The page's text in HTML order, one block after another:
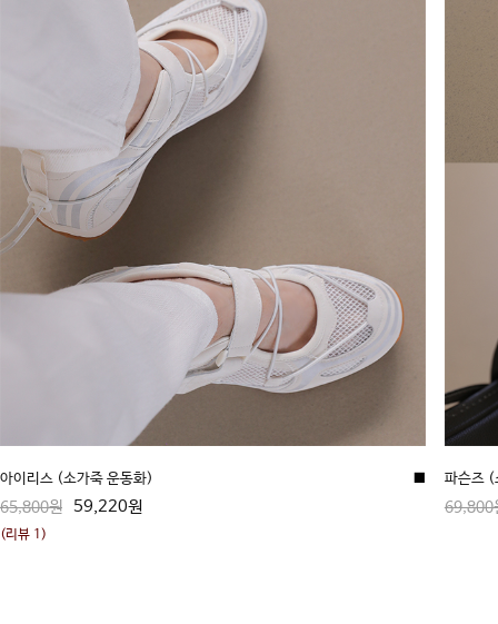
아이리스 (소가죽 운동화)
65,800원 59,220원
(리뷰 1)
파슨즈
69,800